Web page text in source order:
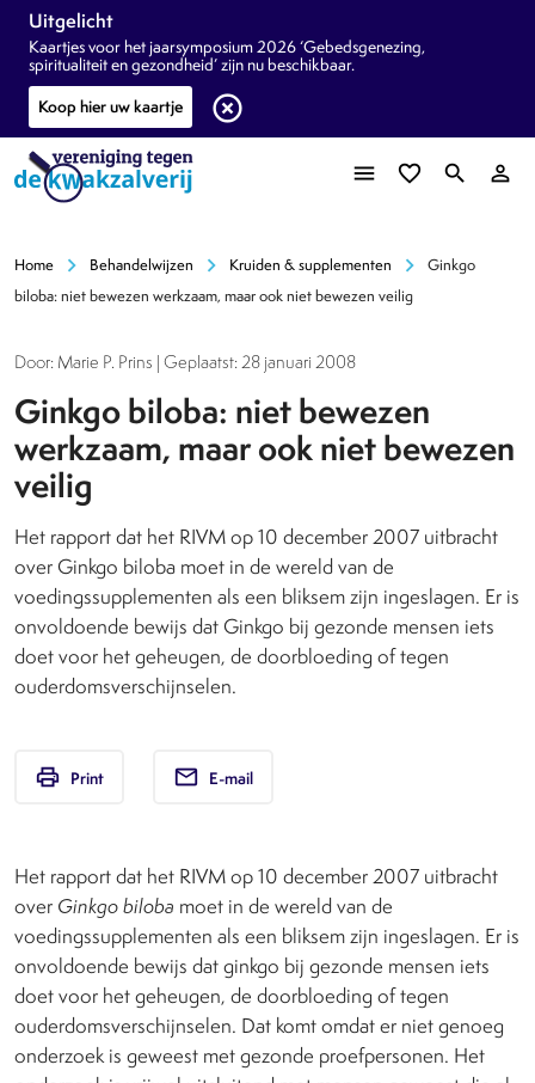
Uitgelicht
Kaartjes voor het jaarsymposium 2026 ‘Gebedsgenezing,
spiritualiteit en gezondheid’ zijn nu beschikbaar.
Koop hier uw kaartje
highlight_off
menu favorite_border search person_outline
Home chevron_right Behandelwijzen chevron_right Kruiden & supplementen chevron_right
Ginkgo
biloba: niet bewezen werkzaam, maar ook niet bewezen veilig
Door: Marie P. Prins | Geplaatst: 28 januari 2008
Ginkgo biloba: niet bewezen
werkzaam, maar ook niet bewezen
veilig
Het rapport dat het RIVM op 10 december 2007 uitbracht
over Ginkgo biloba moet in de wereld van de
voedingssupplementen als een bliksem zijn ingeslagen. Er is
onvoldoende bewijs dat Ginkgo bij gezonde mensen iets
doet voor het geheugen, de doorbloeding of tegen
ouderdomsverschijnselen.
print Print email E-mail
Het rapport dat het RIVM op 10 december 2007 uitbracht
over Ginkgo biloba moet in de wereld van de
voedingssupplementen als een bliksem zijn ingeslagen. Er is
onvoldoende bewijs dat ginkgo bij gezonde mensen iets
doet voor het geheugen, de doorbloeding of tegen
ouderdomsverschijnselen. Dat komt omdat er niet genoeg
onderzoek is geweest met gezonde proefpersonen. Het